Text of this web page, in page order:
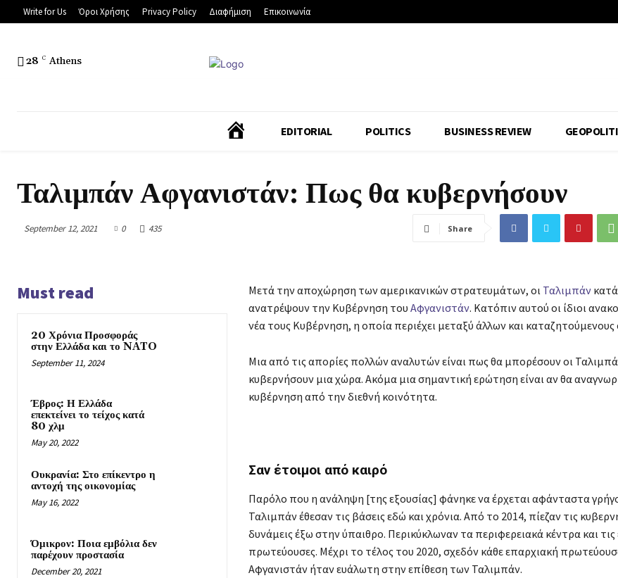
Write for Us Όροι Χρήσης Privacy Policy Διαφήμιση Επικοινωνία
28 C Athens
Κ
Ή
EDITORIAL POLITICS BUSINESS REVIEW
Ταλιμπάν Αφγανιστάν: Πως θα κυβερνήσουν
September 12, 2021 0 435 Share
Must read
20 Χρόνια Προσφοράς
στην Ελλάδα και το NATO
September 11, 2024
Έβρος: Η Ελλάδα
επεκτείνει το τείχος κατά
80 χλμ
May 20, 2022
Ουκρανία: Στο επίκεντρο η
αντοχή της οικονομίας
May 16, 2022
Όμικρον: Ποια εμβόλια δεν
παρέχουν προστασία
December 20, 2021
Μετά την αποχώρηση των αμερικανικών στρατευμάτων, οι Ταλιμπάν
ανατρέψουν την Κυβέρνηση του Αφγανιστάν. Κατόπιν αυτού οι ίδιοι
νέα τους Κυβέρνηση, η οποία περιέχει μεταξύ άλλων και καταζητούμενους
Μια από τις απορίες πολλών αναλυτών είναι πως θα μπορέσουν οι
κυβερνήσουν μια χώρα. Ακόμα μια σημαντική ερώτηση είναι αν θα
κυβέρνηση από την διεθνή κοινότητα.
Σαν έτοιμοι από καιρό
Παρόλο που η ανάληψη [της εξουσίας] φάνηκε να έρχεται αφάνταστα
Ταλιμπάν έθεσαν τις βάσεις εδώ και χρόνια. Από το 2014, πίεζαν τις
δυνάμεις έξω στην ύπαιθρο. Περικύκλωναν τα περιφερειακά κέντρα και τις
πρωτεύουσες. Μέχρι το τέλος του 2020, σχεδόν κάθε επαρχιακή
Αφγανιστάν ήταν ευάλωτη στην επίθεση των Ταλιμπάν.